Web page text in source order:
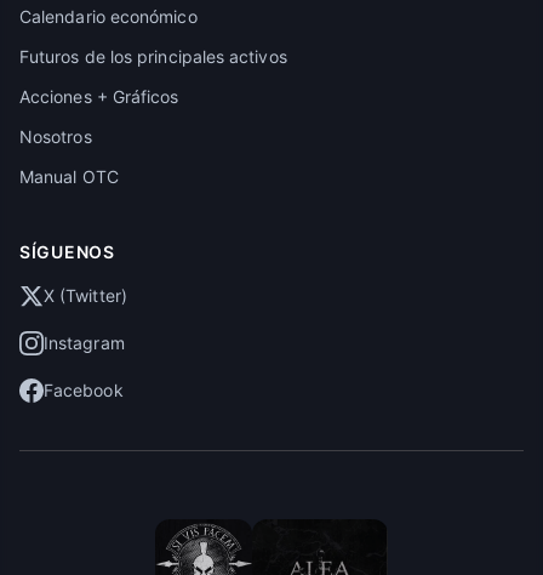
Calendario económico
Futuros de los principales activos
Acciones + Gráficos
Nosotros
Manual OTC
SÍGUENOS
X (Twitter)
Instagram
Facebook